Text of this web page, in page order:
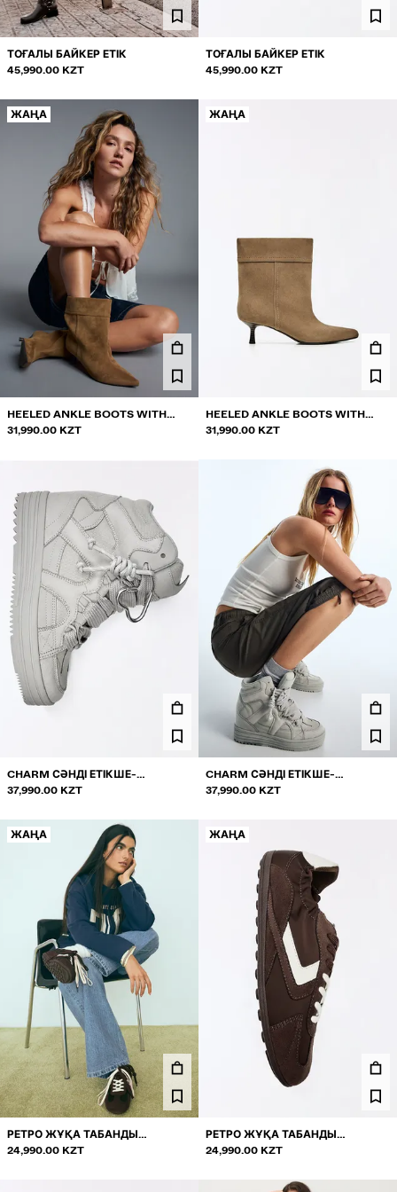
ТОҒАЛЫ БАЙКЕР ЕТІК
45,990.00 KZT
ТОҒАЛЫ БАЙКЕР ЕТІК
45,990.00 KZT
ЖАҢА
HEELED ANKLE BOOTS WITH
TURN-UP DETAIL
31,990.00 KZT
ЖАҢА
HEELED ANKLE BOOTS WITH
TURN-UP DETAIL
31,990.00 KZT
CHARM СӘНДІ ЕТІКШЕ-
КРОССОВКА
37,990.00 KZT
CHARM СӘНДІ ЕТІКШЕ-
КРОССОВКА
37,990.00 KZT
ЖАҢА
РЕТРО ЖҰҚА ТАБАНДЫ
КРОССОВКАЛАР
24,990.00 KZT
ЖАҢА
РЕТРО ЖҰҚА ТАБАНДЫ
КРОССОВКАЛАР
24,990.00 KZT